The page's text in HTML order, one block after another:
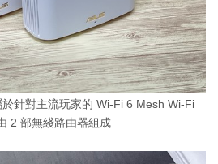
針對主流玩家的 Wi-Fi 6 Mesh Wi-Fi
2 部無綫路由器組成